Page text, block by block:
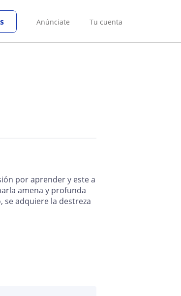
Anúnciate Tu cuenta
por aprender y este a
amena y profunda
se adquiere la destreza